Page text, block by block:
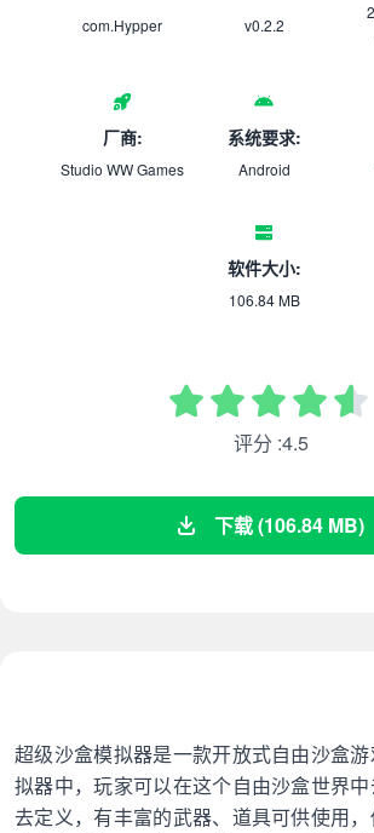
com.Hypper v0.2.2
厂商:
Studio WW Games
系统要求:
Android
软件大小:
106.84 MB
评分 :4.5
下载 (106.84 MB)
超级沙盒模拟器是一款开放式自由沙盒
拟器中，玩家可以在这个自由沙盒世界中
去定义，有丰富的武器、道具可供使用